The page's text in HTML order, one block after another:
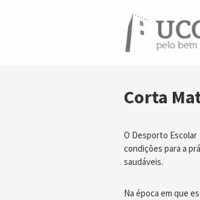
Corta
O Desporto Escolar
condições para a
saudáveis.
Na época em que